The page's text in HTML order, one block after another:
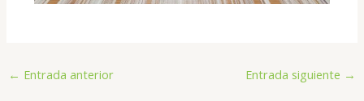
← Entrada anterior Entrada siguiente →